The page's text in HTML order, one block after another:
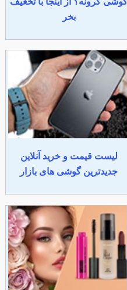
بخر
لیست قیمت و خرید آنلاین
جدیدترین گوشی های بازار